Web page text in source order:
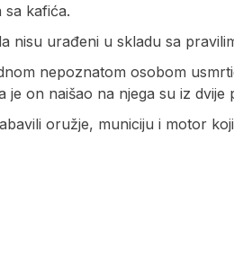
sa kafića.
nisu urađeni u skladu sa
nepoznatom osobom
on naišao na njega su iz dvije
oružje, municiju i motor